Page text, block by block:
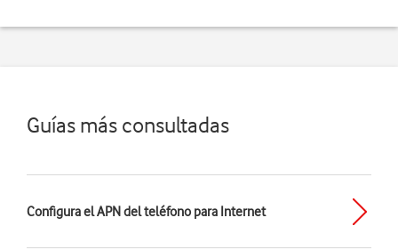
Guías más consultadas
Configura el APN del teléfono para Internet